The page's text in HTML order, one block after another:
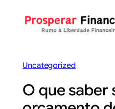
Uncategorized
O que saber